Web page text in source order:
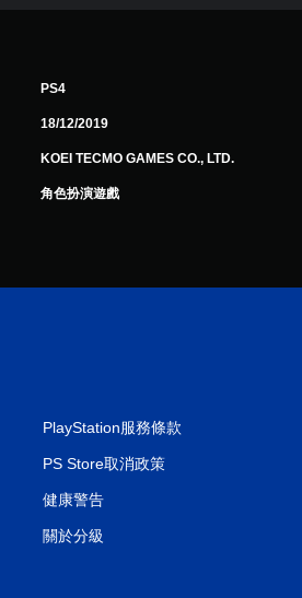
PS4
18/12/2019
KOEI TECMO GAMES CO., LTD.
角色扮演遊戲
PlayStation服務條款
PS Store取消政策
健康警告
關於分級